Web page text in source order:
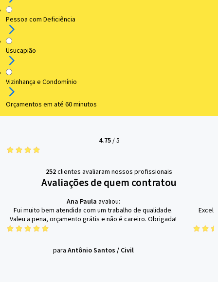
Pessoa com Deficiência
Usucapião
Vizinhança e Condomínio
Orçamentos em até 60 minutos
4.75/5
252clientes avaliaram nossos profissionais
Avaliações de quem contratou
Ana Paula avaliou:
Fui muito bem atendida com um trabalho de qualidade.
Valeu a pena, orçamento grátis e não é careiro. Obrigada!
para Antônio Santos / Civil